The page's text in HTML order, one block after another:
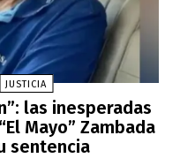
JUSTICIA
las inesperadas
Mayo” Zambada
sentencia